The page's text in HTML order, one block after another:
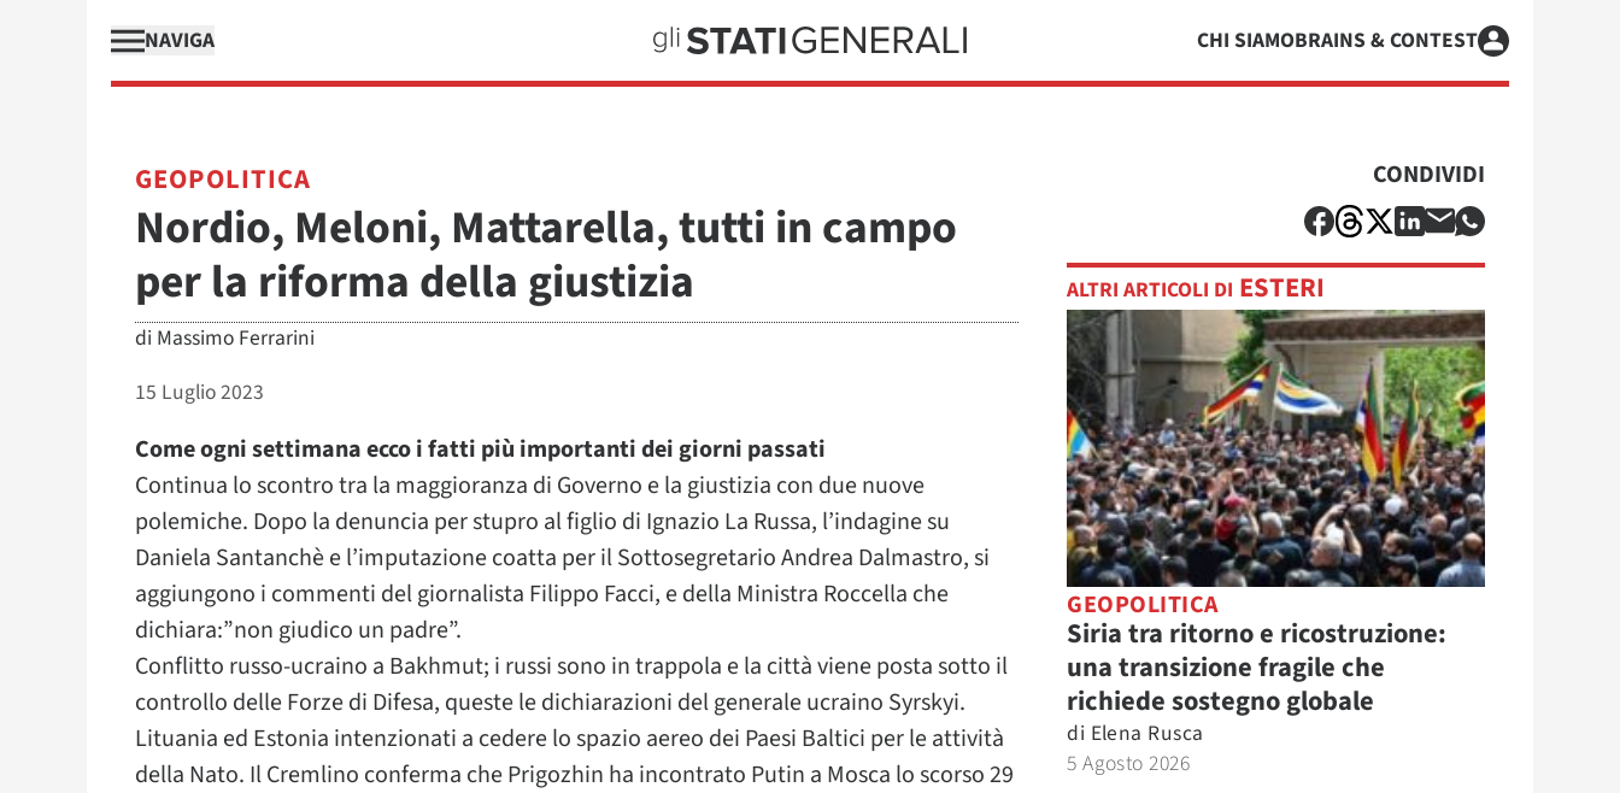
NAVIGA CHI SIAMOBRAINS & CONTEST
GEOPOLITICA
Nordio, Meloni, Mattarella, tutti in campo
per la riforma della giustizia
di Massimo Ferrarini
15 Luglio 2023
Come ogni settimana ecco i fatti più importanti dei giorni passati
Continua lo scontro tra la maggioranza di Governo e la giustizia con due nuove
polemiche. Dopo la denuncia per stupro al figlio di Ignazio La Russa, l’indagine su
Daniela Santanchè e l’imputazione coatta per il Sottosegretario Andrea Dalmastro, si
aggiungono i commenti del giornalista Filippo Facci, e della Ministra Roccella che
dichiara:”non giudico un padre”.
Conflitto russo-ucraino a Bakhmut; i russi sono in trappola e la città viene posta sotto il
controllo delle Forze di Difesa, queste le dichiarazioni del generale ucraino Syrskyi.
Lituania ed Estonia intenzionati a cedere lo spazio aereo dei Paesi Baltici per le attività
della Nato. Il Cremlino conferma che Prigozhin ha incontrato Putin a Mosca lo scorso 29
CONDIVIDI
ALTRI ARTICOLI DI ESTERI
GEOPOLITICA
Siria tra ritorno e ricostruzione:
una transizione fragile che
richiede sostegno globale
di Elena Rusca
5 Agosto 2026